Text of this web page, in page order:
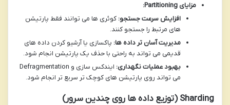
مزایای Partitioning:
افزایش سرعت جستجو: کوئری ها می توانند فقط پارتیشن
های مرتبط را جستجو کنند.
مدیریت آسان تر داده ها: پاکسازی یا آرشیو کردن داده های
قدیمی می تواند به راحتی با حذف یک پارتیشن انجام شود.
بهبود عملیات نگهداری:
ایندکس سازی و Defragmentation
می تواند روی پارتیشن های کوچک تر سریع تر انجام شود.
Sharding (توزیع داده ها روی چندین سرور)